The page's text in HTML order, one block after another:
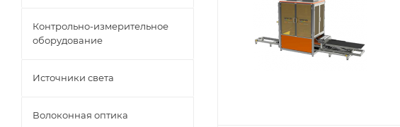
Контрольно-измерительное
оборудование
Источники света
Волоконная оптика